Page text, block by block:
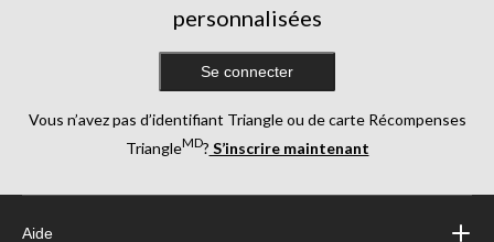
personnalisées
Se connecter
Vous n’avez pas d’identifiant Triangle ou de carte Récompenses
TriangleMD? S’inscrire maintenant
Aide